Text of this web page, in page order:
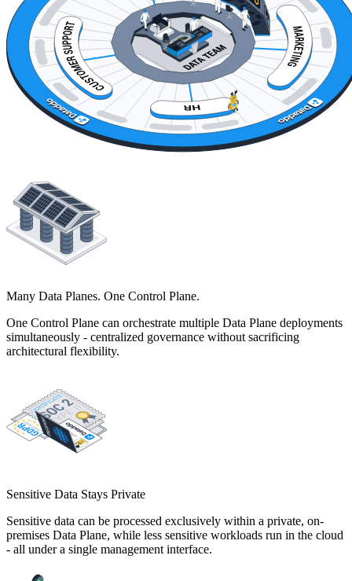
Many Data Planes. One Control Plane.
One Control Plane can orchestrate multiple Data Plane deployments
simultaneously - centralized governance without sacrificing
architectural flexibility.
Sensitive Data Stays Private
Sensitive data can be processed exclusively within a private, on-
premises Data Plane, while less sensitive workloads run in the cloud
- all under a single management interface.